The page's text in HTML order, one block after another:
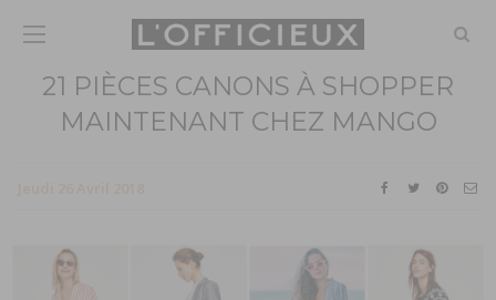
21 PIÈCES CANONS À SHOPPER
MAINTENANT CHEZ MANGO